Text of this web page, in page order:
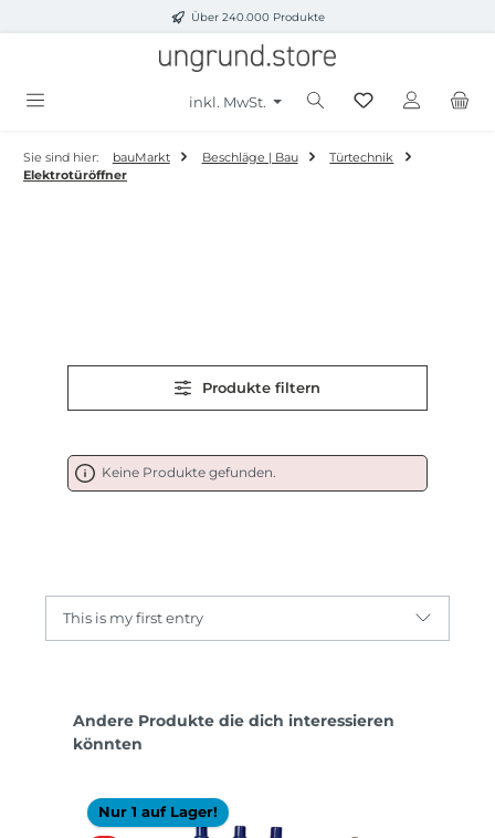
Zum Hauptinhalt springenÜber 240.000 Produkte
inkl. MwSt.
Sie sind hier: bauMarkt Beschläge | Bau
Türtechnik
Elektrotüröffner
Produkte filtern
Keine Produkte gefunden.
This is my first entry
Produktgalerie überspringen
Andere Produkte die dich interessieren
könnten
Nur 1 auf Lager!